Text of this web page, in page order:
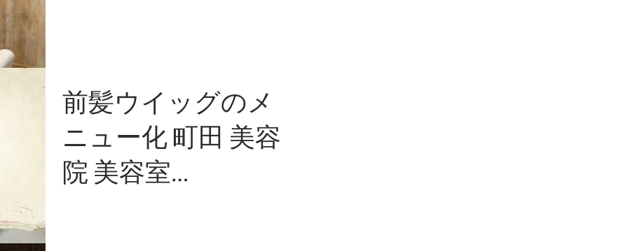
前髪ウイッグのメ
ニュー化 町田 美容
院 美容室